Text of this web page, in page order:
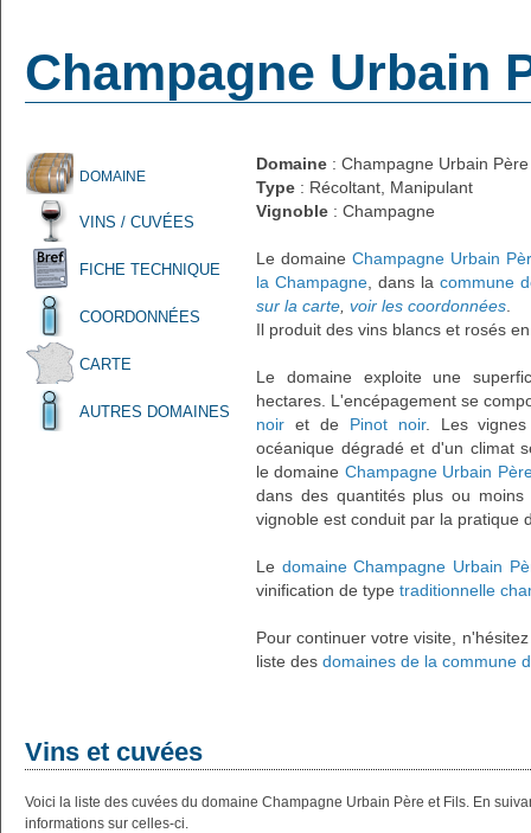
Champagne Urbain
DOMAINE
VINS / CUVÉES
FICHE TECHNIQUE
COORDONNÉES
CARTE
AUTRES DOMAINES
Domaine : Champagne Urbain
Type : Récoltant, Manipulant
Vignoble : Champagne
Le domaine Champagne Urbain
la Champagne , dans la commune
sur la carte voir les coordonnées
Il produit des vins blancs et rosés
Le domaine exploite une
hectares. L'encépagement se
noir et de Pinot noir. Les
océanique dégradé et d'un climat
le domaine Champagne Urbain
dans des quantités plus ou
vignoble est conduit par la pratique
Le domaine Champagne Urbain
vinification de type traditionnelle
Pour continuer votre visite,
liste des domaines de la commune
Vins et cuvées
Voici la liste des cuvées du domaine Champagne Urbain Père et Fils. En
informations sur celles-ci.